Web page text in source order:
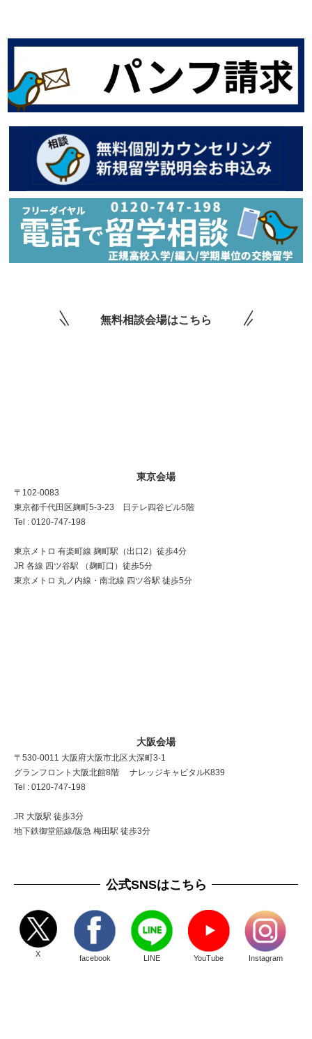
無料相談会場はこちら
東京会場
〒102-0083
東京都千代田区麹町5-3-23 日テレ四谷ビル5階
Tel : 0120-747-198
東京メトロ 有楽町線 麹町駅（出口2）徒歩4分
JR 各線 四ツ谷駅 （麹町口）徒歩5分
東京メトロ 丸ノ内線・南北線 四ツ谷駅 徒歩5分
大阪会場
〒530-0011 大阪府大阪市北区大深町3-1
グランフロント大阪北館8階 ナレッジキャピタルK839
Tel : 0120-747-198
JR 大阪駅 徒歩3分
地下鉄御堂筋線/阪急 梅田駅 徒歩3分
公式SNSはこちら
X facebook LINE YouTube Instagram